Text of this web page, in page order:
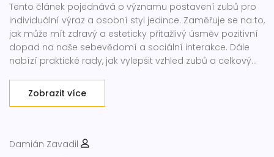
Tento článek pojednává o významu postavení zubů pro
individuální výraz a osobní styl jedince. Zaměřuje se na to,
jak může mít zdravý a esteticky přitažlivý úsměv pozitivní
dopad na naše sebevědomí a sociální interakce. Dále
nabízí praktické rady, jak vylepšit vzhled zubů a celkový
Zobrazit více
Damián Zavadil